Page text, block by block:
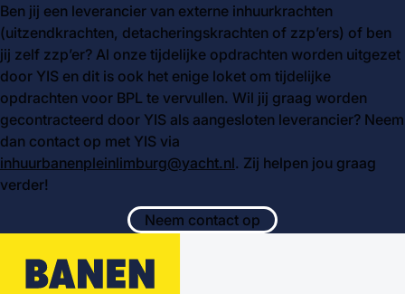
Ben jij een leverancier van externe inhuurkrachten
(uitzendkrachten, detacheringskrachten of zzp’ers) of ben
jij zelf zzp’er? Al onze tijdelijke opdrachten worden uitgezet
door YIS en dit is ook het enige loket om tijdelijke
opdrachten voor BPL te vervullen. Wil jij graag worden
gecontracteerd door YIS als aangesloten leverancier? Neem
dan contact op met YIS via
inhuurbanenpleinlimburg@yacht.nl. Zij helpen jou graag
verder!
Neem contact op